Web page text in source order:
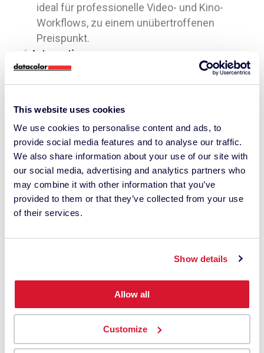
This website uses cookies
We use cookies to personalise content and ads, to
provide social media features and to analyse our traffic.
We also share information about your use of our site with
our social media, advertising and analytics partners who
may combine it with other information that you’ve
provided to them or that they’ve collected from your use
of their services.
Show details
Allow all
Customize
ideal für professionelle Video- und Kino-
Workflows, zu einem unübertroffenen
Preispunkt.
Integration von
Beleuchtungsmessgeräten
Synchronisieren Sie sich mit dem LightColor
Geräten, um die Kalibrierung an die
Umgebungsbeleuchtung anzupassen und
eine gleichbleibende Genauigkeit in jeder
Umgebung zu gewährleisten.
Content Credentialing (C2PA)– Integrieren
Sie Urheberschaft, Bearbeitungshistorie und
Herkunft in digitale Dateien, um die kreative
KI-gesteuerten Welt aufzubauen.
Unterstützung von Video Targets
– Enthält
P3 (D60), DCI-P3 (D65), NTSC, PAL, SECAM.
– Vollbild-Vergleich vor/nach
der Kalibrierung
Advanced Features Suite– Erweiterte
Einstellungen & Analysetools für volle